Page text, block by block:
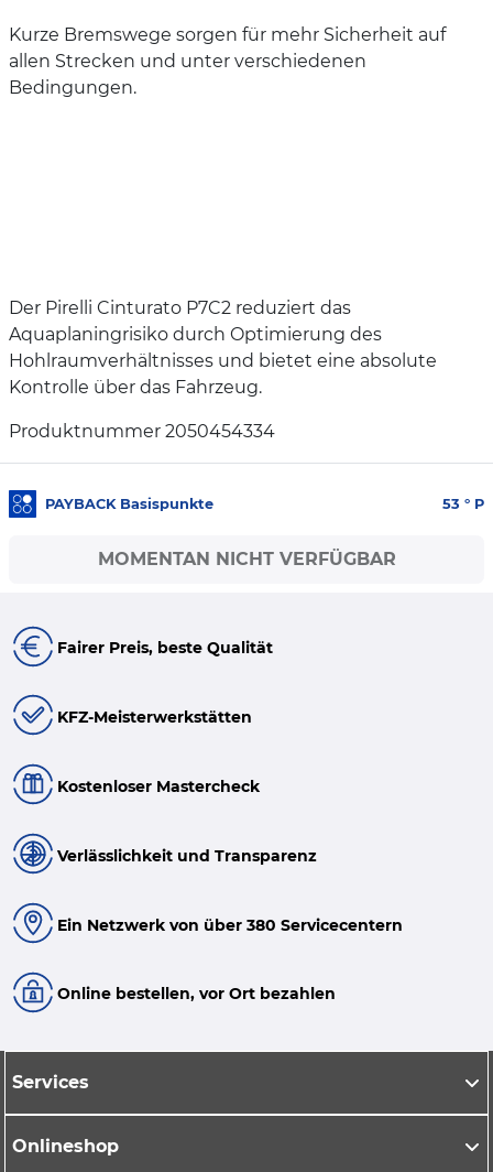
Kurze Bremswege sorgen für mehr Sicherheit auf
allen Strecken und unter verschiedenen
Bedingungen.
Der Pirelli Cinturato P7C2 reduziert das
Aquaplaningrisiko durch Optimierung des
Hohlraumverhältnisses und bietet eine absolute
Kontrolle über das Fahrzeug.
Produktnummer 2050454334
PAYBACK Basispunkte 53 ° P
MOMENTAN NICHT VERFÜGBAR
Fairer Preis, beste Qualität
KFZ-Meisterwerkstätten
Kostenloser Mastercheck
Verlässlichkeit und Transparenz
Ein Netzwerk von über 380 Servicecentern
Online bestellen, vor Ort bezahlen
Services
Onlineshop